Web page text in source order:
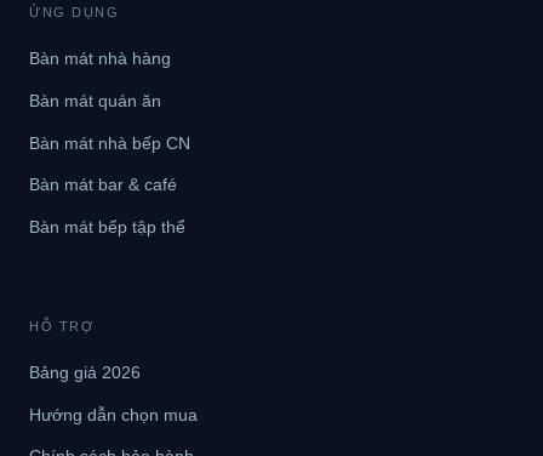
ỨNG DỤNG
Bàn mát nhà hàng
Bàn mát quán ăn
Bàn mát nhà bếp CN
Bàn mát bar & café
Bàn mát bếp tập thể
HỖ TRỢ
Bảng giá 2026
Hướng dẫn chọn mua